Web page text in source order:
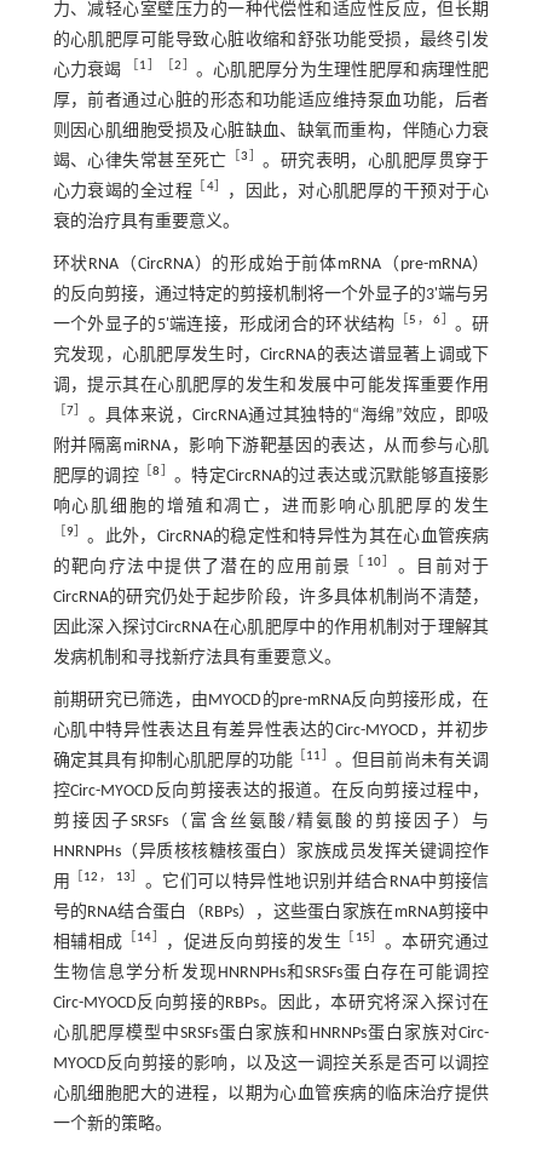
力、减轻心室壁压力的一种代偿性和适应性反应，但长期
的心肌肥厚可能导致心脏收缩和舒张功能受损，最终引发
心力衰竭
1 ］［2
。心肌肥厚分为生理性肥厚和病理性肥
厚，前者通过心脏的形态和功能适应维持泵血功能，后者
则因心肌细胞受损及心脏缺血、缺氧而重构，伴随心力衰
竭、心律失常甚至死亡 ［3
。研究表明，心肌肥厚贯穿于
心力衰竭的全过程
4］
，因此，对心肌肥厚的干预对于心
衰的治疗具有重要意义。
环状RNA（CircRNA）的形成始于前体mRNA（pre-mRNA）
的反向剪接，通过特定的剪接机制将一个外显子的3'端与另
一个外显子的5'端连接，形成闭合的环状结构 ［5 ，6
。研
究发现，心肌肥厚发生时，CircRNA的表达谱显著上调或下
调，提示其在心肌肥厚的发生和发展中可能发挥重要作用
7］ 。具体来说，CircRNA通过其独特的“海绵”效应，即吸
附并隔离miRNA，影响下游靶基因的表达，从而参与心肌
肥厚的调控 ［8
。特定CircRNA的过表达或沉默能够直接影
响心肌细胞的增殖和凋亡，进而影响心肌肥厚的发生
9］ 。此外，CircRNA的稳定性和特异性为其在心血管疾病
的靶向疗法中提供了潜在的应用前景
10］ 。目前对于
CircRNA的研究仍处于起步阶段，许多具体机制尚不清楚，
因此深入探讨CircRNA在心肌肥厚中的作用机制对于理解其
发病机制和寻找新疗法具有重要意义。
前期研究已筛选，由MYOCD的pre-mRNA反向剪接形成，在
心肌中特异性表达且有差异性表达的Circ-MYOCD，并初步
确定其具有抑制心肌肥厚的功能
11
。但目前尚未有关调
控Circ-MYOCD反向剪接表达的报道。在反向剪接过程中，
剪接因子SRSFs（富含丝氨酸/精氨酸的剪接因子）与
HNRNPHs（异质核核糖核蛋白）家族成员发挥关键调控作
用
12 ， 13
。它们可以特异性地识别并结合RNA中剪接信
号的RNA结合蛋白（RBPs），这些蛋白家族在mRNA剪接中
相辅相成
14 ，促进反向剪接的发生 15
。本研究通过
生物信息学分析发现HNRNPHs和SRSFs蛋白存在可能调控
Circ-MYOCD反向剪接的RBPs。因此，本研究将深入探讨在
心肌肥厚模型中SRSFs蛋白家族和HNRNPs蛋白家族对Circ-
MYOCD反向剪接的影响，以及这一调控关系是否可以调控
心肌细胞肥大的进程，以期为心血管疾病的临床治疗提供
一个新的策略。